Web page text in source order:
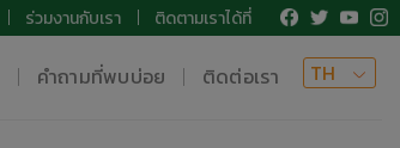
ร่วมงานกับเรา ติดตามเราได้ที่
คำถามที่พบบ่อย ติดต่อเรา TH